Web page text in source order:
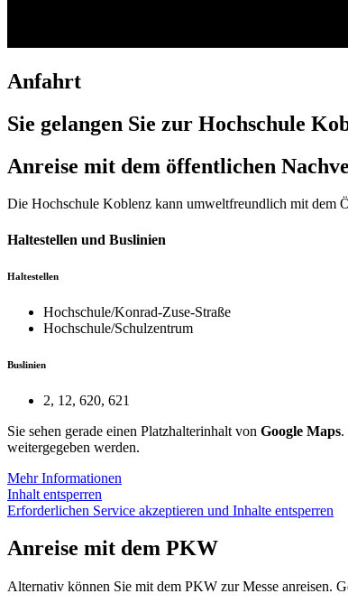
Anfahrt
Sie gelangen Sie zur Hochschule
Anreise mit dem öffentlichen
Die Hochschule Koblenz kann umweltfreundlich mit dem
Haltestellen und Buslinien
Haltestellen
Hochschule/Konrad-Zuse-Straße
Hochschule/Schulzentrum
Buslinien
2, 12, 620, 621
Sie sehen gerade einen Platzhalterinhalt von Google Maps.
weitergegeben werden.
Mehr Informationen
Inhalt entsperren
Erforderlichen Service akzeptieren und Inhalte entsperren
Anreise mit dem PKW
Alternativ können Sie mit dem PKW zur Messe anreisen.